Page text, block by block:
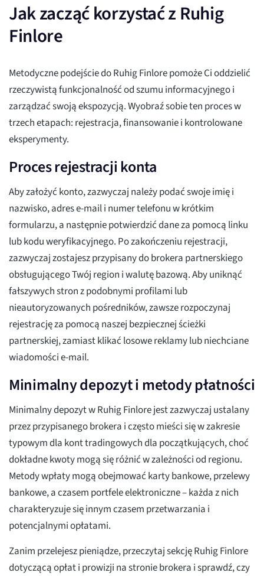
Jak zacząć korzystać z Ruhig
Finlore
Metodyczne podejście do Ruhig Finlore pomoże Ci oddzielić
rzeczywistą funkcjonalność od szumu informacyjnego i
zarządzać swoją ekspozycją. Wyobraź sobie ten proces w
trzech etapach: rejestracja, finansowanie i kontrolowane
eksperymenty.
Proces rejestracji konta
Aby założyć konto, zazwyczaj należy podać swoje imię i
nazwisko, adres e-mail i numer telefonu w krótkim
formularzu, a następnie potwierdzić dane za pomocą linku
lub kodu weryfikacyjnego. Po zakończeniu rejestracji,
zazwyczaj zostajesz przypisany do brokera partnerskiego
obsługującego Twój region i walutę bazową. Aby uniknąć
fałszywych stron z podobnymi profilami lub
nieautoryzowanych pośredników, zawsze rozpoczynaj
rejestrację za pomocą naszej bezpiecznej ścieżki
partnerskiej, zamiast klikać losowe reklamy lub niechciane
wiadomości e-mail.
Minimalny depozyt i metody płatności
Minimalny depozyt w Ruhig Finlore jest zazwyczaj ustalany
przez przypisanego brokera i często mieści się w zakresie
typowym dla kont tradingowych dla początkujących, choć
dokładne kwoty mogą się różnić w zależności od regionu.
Metody wpłaty mogą obejmować karty bankowe, przelewy
bankowe, a czasem portfele elektroniczne – każda z nich
charakteryzuje się innym czasem przetwarzania i
potencjalnymi opłatami.
Zanim przelejesz pieniądze, przeczytaj sekcję Ruhig Finlore
dotyczącą opłat i prowizji na stronie brokera i sprawdź, czy